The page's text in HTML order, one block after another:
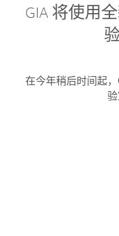
GIA 将使用
在今年稍后时间起